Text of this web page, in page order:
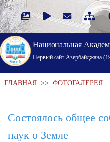
Национальная
Первый cайт Азербайджана
ГЛАВНАЯ >> ФОТОГАЛЕРЕЯ
Состоялось общее
наук о Земле